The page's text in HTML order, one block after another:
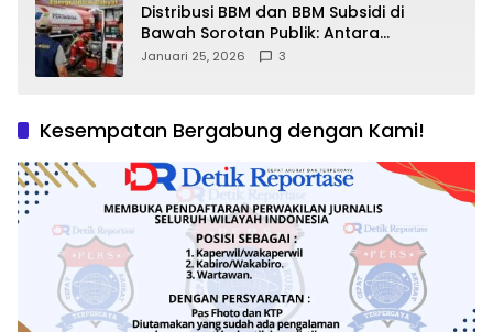
Distribusi BBM dan BBM Subsidi di
Bawah Sorotan Publik: Antara
Kepentingan Negara, Hak Konsumen,
Januari 25, 2026 3
Kesempatan Bergabung dengan Kami!